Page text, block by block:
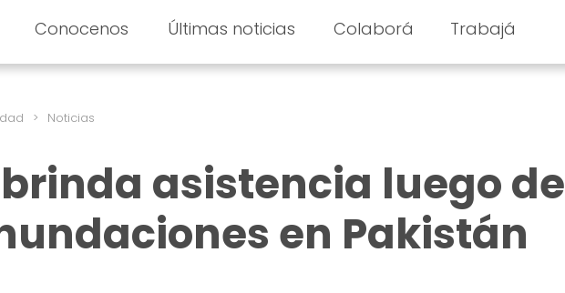
Conocenos Últimas noticias Colaborá Trabajá
> Noticias
brinda asistencia luego de
en Pakistán